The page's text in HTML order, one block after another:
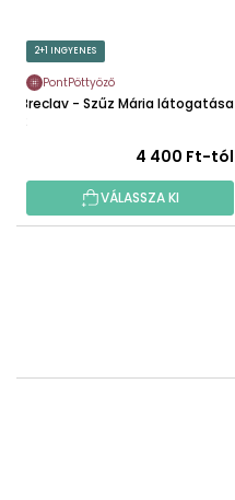
2+1 INGYENES
PontPöttyöző
Breclav - Szűz Mária látogatása
2
4 400 Ft-tól
VÁLASSZA KI